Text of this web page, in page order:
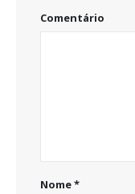
Comentário
Nome*